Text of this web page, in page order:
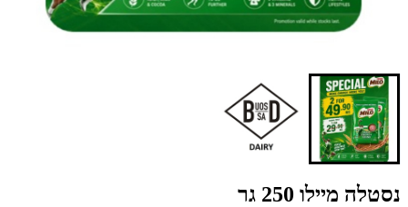
נסטלה מיילו 250 גר